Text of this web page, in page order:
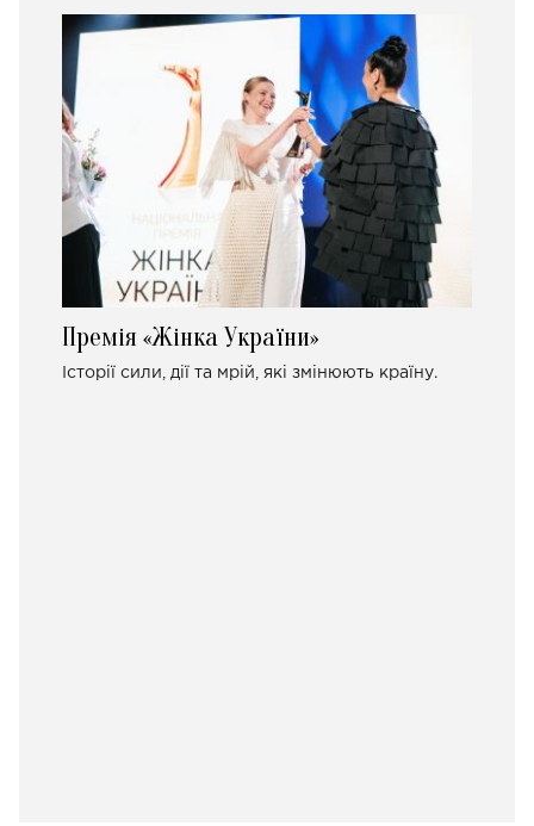
Премія «Жінка України»
Історії сили, дії та мрій, які змінюють країну.